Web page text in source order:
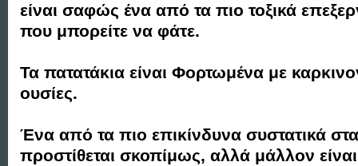
είναι σαφώς ένα από τα πιο τοξικά
που μπορείτε να φάτε.
Τα πατατάκια είναι Φορτωμένα με
ουσίες.
Ένα από τα πιο επικίνδυνα συστατικά
προστίθεται σκοπίμως, αλλά μάλλον